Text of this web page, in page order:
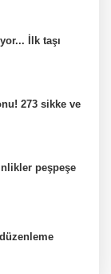
İlk taşı
273 sikke ve
peşpeşe